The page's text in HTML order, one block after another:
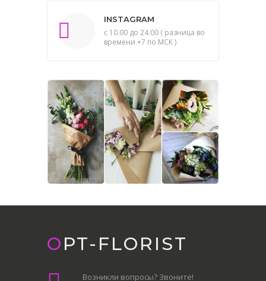
INSTAGRAM
с 10.00 до 24.00 ( разница во
времени +7 по МСК )
OPT-FLORIST
Возникли вопросы? Звоните!